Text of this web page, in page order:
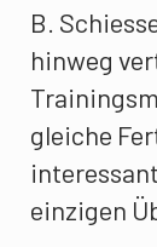
B.
hinweg
gleiche
einzigen